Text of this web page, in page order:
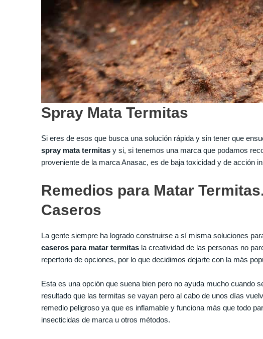
Spray Mata Termitas
Si eres de esos que busca una solución rápida y sin tener que
spray mata termitas y si, si tenemos una marca que podamos
proveniente de la marca Anasac, es de baja toxicidad y de acción
Remedios para Matar
Caseros
La gente siempre ha logrado construirse a sí misma soluciones
caseros para matar termitas la creatividad de las personas no
repertorio de opciones, por lo que decidimos dejarte con la más
Esta es una opción que suena bien pero no ayuda mucho cuando
resultado que las termitas se vayan pero al cabo de unos días
remedio peligroso ya que es inflamable y funciona más que todo
insecticidas de marca u otros métodos.